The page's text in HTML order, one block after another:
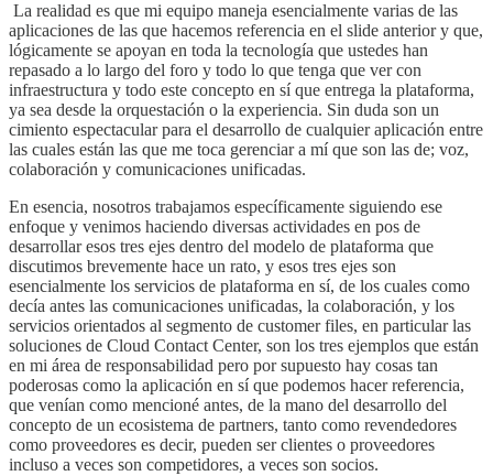
La realidad es que mi equipo maneja esencialmente varias de las
aplicaciones de las que hacemos referencia en el slide anterior y que,
lógicamente se apoyan en toda la tecnología que ustedes han
repasado a lo largo del foro y todo lo que tenga que ver con
infraestructura y todo este concepto en sí que entrega la plataforma,
ya sea desde la orquestación o la experiencia. Sin duda son un
cimiento espectacular para el desarrollo de cualquier aplicación entre
las cuales están las que me toca gerenciar a mí que son las de; voz,
colaboración y comunicaciones unificadas.
En esencia, nosotros trabajamos específicamente siguiendo ese
enfoque y venimos haciendo diversas actividades en pos de
desarrollar esos tres ejes dentro del modelo de plataforma que
discutimos brevemente hace un rato, y esos tres ejes son
esencialmente los servicios de plataforma en sí, de los cuales como
decía antes las comunicaciones unificadas, la colaboración, y los
servicios orientados al segmento de customer files, en particular las
soluciones de Cloud Contact Center, son los tres ejemplos que están
en mi área de responsabilidad pero por supuesto hay cosas tan
poderosas como la aplicación en sí que podemos hacer referencia,
que venían como mencioné antes, de la mano del desarrollo del
concepto de un ecosistema de partners, tanto como revendedores
como proveedores es decir, pueden ser clientes o proveedores
incluso a veces son competidores, a veces son socios.